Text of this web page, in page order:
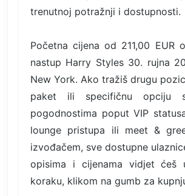
trenutnoj potražnji i dostupnosti.
Početna cijena od 211,00 EUR
nastup Harry Styles 30. rujna
New York. Ako tražiš drugu
paket ili specifičnu opciju
pogodnostima poput VIP
lounge pristupa ili meet &
izvođačem, sve dostupne
opisima i cijenama vidjet ćeš
koraku, klikom na gumb za